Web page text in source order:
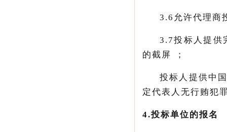
3.6 允许代理商
3.7投标人提供
的截屏；
投标人提供中
定代表人无行贿犯
4.投标单位的报名